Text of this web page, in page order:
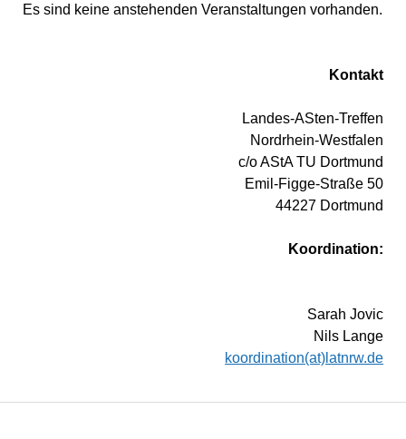
Es sind keine anstehenden Veranstaltungen vorhanden.
Kontakt
Landes-ASten-Treffen
Nordrhein-Westfalen
c/o AStA TU Dortmund
Emil-Figge-Straße 50
44227 Dortmund
Koordination:
Sarah Jovic
Nils Lange
koordination(at)latnrw.de